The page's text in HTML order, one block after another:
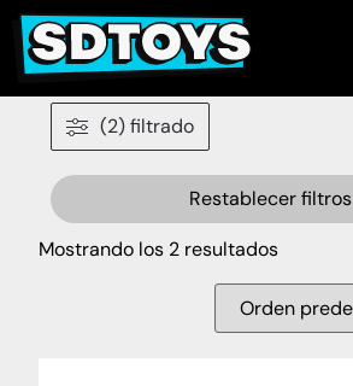
(2) filtrado
Restablecer filtros
Mostrando los 2 resultados